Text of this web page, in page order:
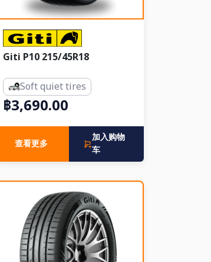
Giti P10 215/45R18
Soft quiet tires
฿3,690.00
查看更多
加入购物
车